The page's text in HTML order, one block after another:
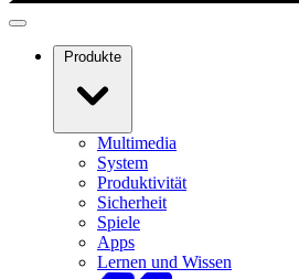
Produkte
Multimedia
System
Produktivität
Sicherheit
Spiele
Apps
Lernen und Wissen